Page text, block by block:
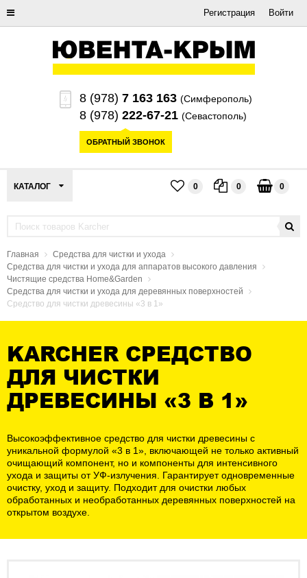
Регистрация Войти
8 (978) 7 163 163 (Симферополь)
8 (978) 222-67-21 (Севастополь)
ОБРАТНЫЙ ЗВОНОК
КАТАЛОГ 0 0 0
Главная
Средства для чистки и ухода
Средства для чистки и ухода для аппаратов высокого давления
Чистящие средства Home&Garden
Средства для чистки и ухода для деревянных поверхностей
Средство для чистки древесины «3 в 1»
KARCHER СРЕДСТВО
ДЛЯ ЧИСТКИ
ДРЕВЕСИНЫ «3 В 1»
Высокоэффективное средство для чистки древесины с
уникальной формулой «3 в 1», включающей не только активный
очищающий компонент, но и компоненты для интенсивного
ухода и защиты от УФ-излучения. Гарантирует одновременные
очистку, уход и защиту. Подходит для очистки любых
обработанных и необработанных деревянных поверхностей на
открытом воздухе.